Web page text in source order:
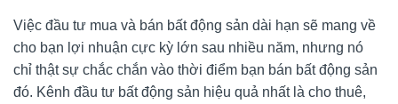
Việc đầu tư mua và bán bất động sản dài hạn sẽ mang về
cho bạn lợi nhuận cực kỳ lớn sau nhiều năm, nhưng nó
chỉ thật sự chắc chắn vào thời điểm bạn bán bất động sản
đó. Kênh đầu tư bất động sản hiệu quả nhất là cho thuê,